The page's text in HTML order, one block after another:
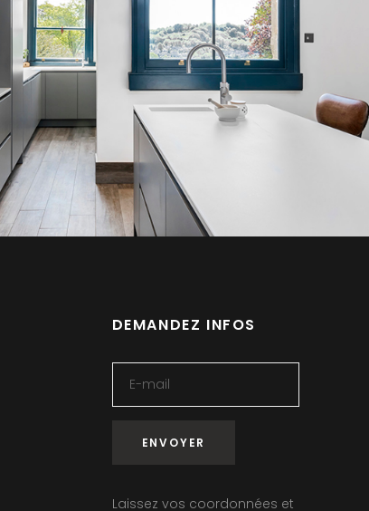
DEMANDEZ INFOS
Laissez vos coordonnées et